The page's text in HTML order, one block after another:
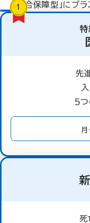
「総合保障型」にプラ
先
５
月
死